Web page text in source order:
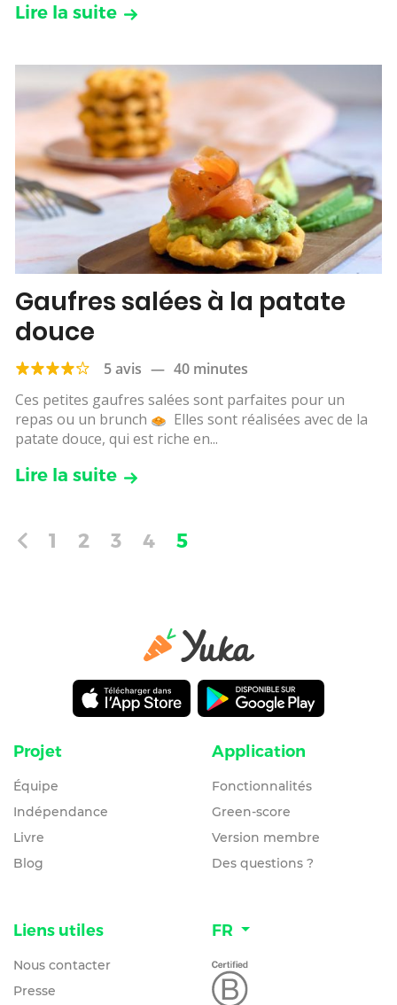
Lire la suite
Gaufres salées à la patate
douce
5 avis — 40 minutes
Ces petites gaufres salées sont parfaites pour un
repas ou un brunch
Elles sont réalisées avec de la
patate douce, qui est riche en...
Lire la suite
1 2 3 4 5
Projet
Équipe
Indépendance
Livre
Blog
Application
Fonctionnalités
Green-score
Version membre
Des questions ?
Liens utiles
Nous contacter
Presse
FR